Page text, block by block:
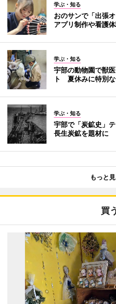
学ぶ・知る
おのサンで「出張
アプリ制作や看護
学ぶ・知る
宇部の動物園で獣
ト 夏休みに特別
学ぶ・知る
宇部で「炭鉱史」
長生炭鉱を題材に
もっと
買う